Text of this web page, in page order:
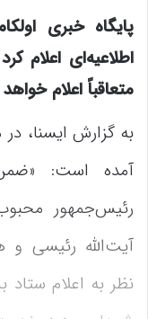
پایگاه خبری
اطلاعیه‌ای اعلام
متعاقباً اعلام
به گزارش ایسنا،
آمده است:
رئیس‌جمهور
آیت‌الله رئیسی و
نظر به اعلام ستاد